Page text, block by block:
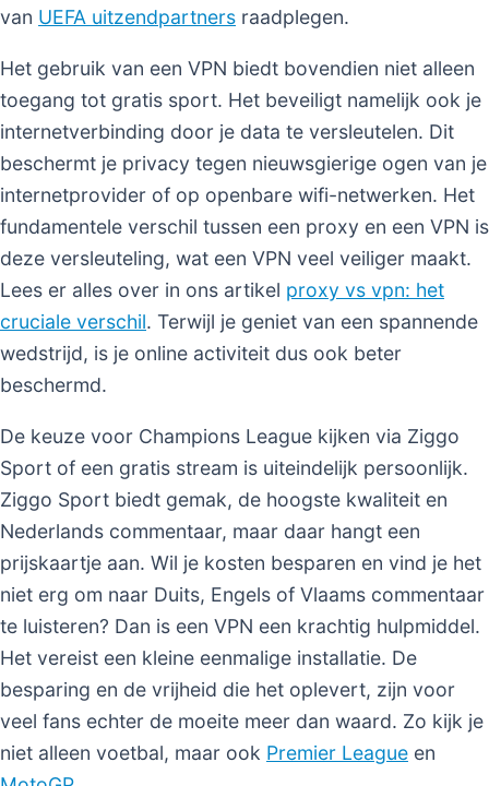
van UEFA uitzendpartners raadplegen.
Het gebruik van een VPN biedt bovendien niet alleen
toegang tot gratis sport. Het beveiligt namelijk ook je
internetverbinding door je data te versleutelen. Dit
beschermt je privacy tegen nieuwsgierige ogen van je
internetprovider of op openbare wifi-netwerken. Het
fundamentele verschil tussen een proxy en een VPN is
deze versleuteling, wat een VPN veel veiliger maakt.
Lees er alles over in ons artikel proxy vs vpn: het
cruciale verschil. Terwijl je geniet van een spannende
wedstrijd, is je online activiteit dus ook beter
beschermd.
De keuze voor Champions League kijken via Ziggo
Sport of een gratis stream is uiteindelijk persoonlijk.
Ziggo Sport biedt gemak, de hoogste kwaliteit en
Nederlands commentaar, maar daar hangt een
prijskaartje aan. Wil je kosten besparen en vind je het
niet erg om naar Duits, Engels of Vlaams commentaar
te luisteren? Dan is een VPN een krachtig hulpmiddel.
Het vereist een kleine eenmalige installatie. De
besparing en de vrijheid die het oplevert, zijn voor
veel fans echter de moeite meer dan waard. Zo kijk je
niet alleen voetbal, maar ook Premier League en